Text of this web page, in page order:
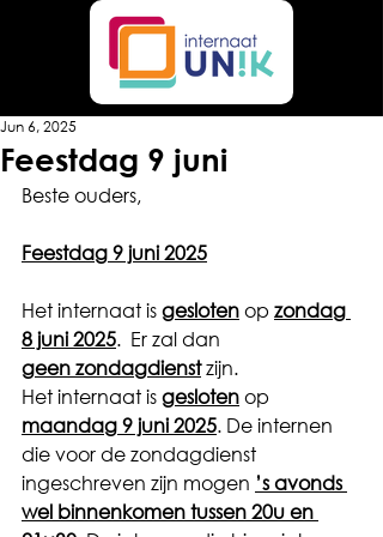
Feestdag 9 juni
Jun 6, 2025
Beste ouders,
Feestdag 9 juni 2025
Het internaat is gesloten op zondag
8 juni 2025.  Er zal dan
geenzondagdienst zijn.
Het internaat is gesloten op
maandag 9 juni 2025. De internen
die voor de zondagdienst
ingeschreven zijn mogen ’s avonds
wel binnenkomen tussen 20u en